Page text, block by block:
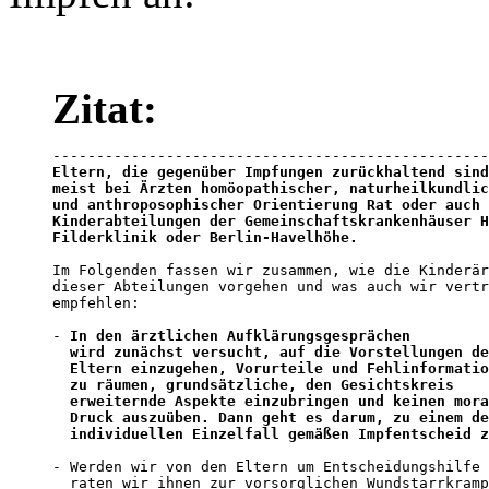
Zitat:
Eltern, die gegenüber Impfungen zurückhaltend
meist bei Ärzten homöopathischer,
und anthroposophischer Orientierung Rat oder
Kinderabteilungen der Gemeinschaftskrankenhäuser
Filderklinik oder Berlin-Havelhöhe.
Im Folgenden fassen wir zusammen, wie die
dieser Abteilungen vorgehen und was auch wir
empfehlen:
- In den ärztlichen Aufklärungsgesprächen
wird zunächst versucht, auf die Vorstellungen
Eltern einzugehen, Vorurteile und
  zu räumen, grundsätzliche, den Gesichtskreis
erweiternde Aspekte einzubringen und keinen
Druck auszuüben. Dann geht es darum, zu einem
individuellen Einzelfall gemäßen Impfentscheid
- Werden wir von den Eltern um
raten wir ihnen zur vorsorglichen